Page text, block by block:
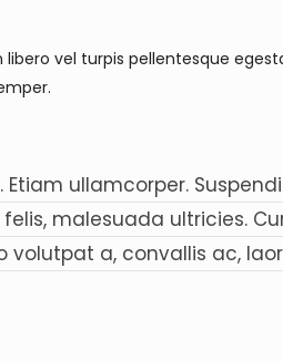
vel turpis pellentesque
ullamcorper.
malesuada ultricies.
a, convallis ac,